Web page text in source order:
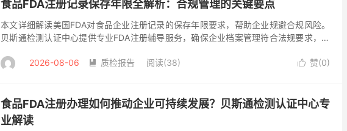
食品FDA注册记录保存年限全解析：合规管理的关键要点
本文详细解读美国FDA对食品企业注册记录的保存年限要求，帮助企业规避合规风险。
贝斯通检测认证中心提供专业FDA注册辅导服务，确保企业档案管理符合法规要求，助
全...
 赞(0)
2026-08-06  质检报告 阅读(38)
食品FDA注册办理如何推动企业可持续发展？贝斯通检测认证中心专
业解读